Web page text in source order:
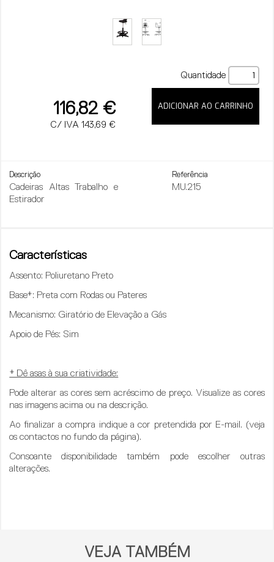
116,82 €
C/ IVA 143,69 €
Quantidade
Descrição
Cadeiras Altas Trabalho e
Estirador
Referência
MU.215
Características
Assento: Poliuretano Preto
Base*: Preta com Rodas ou Pateres
Mecanismo: Giratório de Elevação a Gás
Apoio de Pés: Sim
* Dê asas à sua criatividade:
Pode alterar as cores sem acréscimo de preço. Visualize as cores
nas imagens acima ou na descrição.
Ao finalizar a compra indique a cor pretendida por E-mail. (veja
os contactos no fundo da página).
Consoante disponibilidade também pode escolher outras
alterações.
VEJA TAMBÉM